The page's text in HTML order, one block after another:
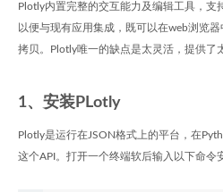
Plotly内置完整的交互能力及编辑工具，支
以便与现有应用集成，既可以在web浏览
拷贝。Plotly唯一的缺点是太灵活，提供了
1、安装PLotly
Plotly是运行在JSON格式上的平台，在
这个API。打开一个终端软后输入以下命令